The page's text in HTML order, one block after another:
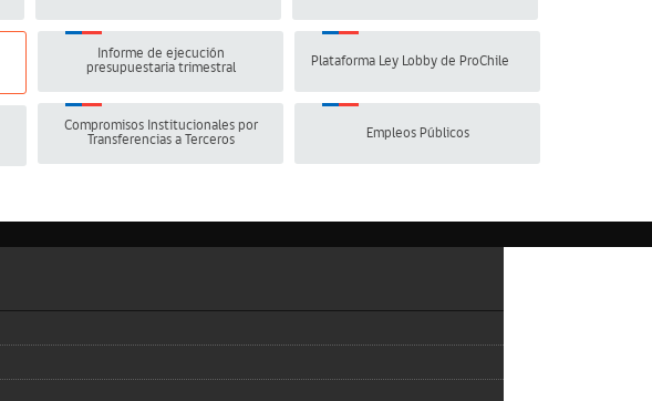
Informe de ejecución
presupuestaria trimestral
Plataforma Ley Lobby de ProChile
Empleos Públicos
Compromisos Institucionales por
Transferencias a Terceros